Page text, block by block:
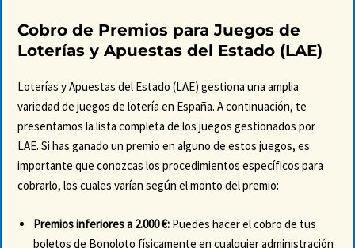
Cobro de Premios para Juegos de
Loterías y Apuestas del Estado (LAE)
Loterías y Apuestas del Estado (LAE) gestiona una amplia
variedad de juegos de lotería en España. A continuación, te
presentamos la lista completa de los juegos gestionados por
LAE. Si has ganado un premio en alguno de estos juegos, es
importante que conozcas los procedimientos específicos para
cobrarlo, los cuales varían según el monto del premio:
Premios inferiores a 2.000 €: Puedes hacer el cobro de tus
boletos de Bonoloto físicamente en cualquier administración